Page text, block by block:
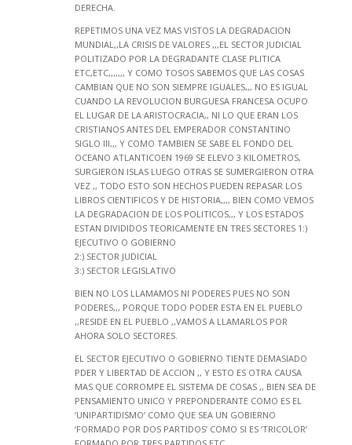
DERECHA.
REPETIMOS UNA VEZ MAS VISTOS LA DEGRADACION
MUNDIAL,,LA CRISIS DE VALORES ,,,EL SECTOR JUDICIAL
POLITIZADO POR LA DEGRADANTE CLASE PLITICA
ETC,ETC,,,,,,, Y COMO TOSOS SABEMOS QUE LAS COSAS
CAMBIAN QUE NO SON SIEMPRE IGUALES,,, NO ES IGUAL
CUANDO LA REVOLUCION BURGUESA FRANCESA OCUPO
EL LUGAR DE LA ARISTOCRACIA,, NI LO QUE ERAN LOS
CRISTIANOS ANTES DEL EMPERADOR CONSTANTINO
SIGLO III,,, Y COMO TAMBIEN SE SABE EL FONDO DEL
OCEANO ATLANTICOEN 1969 SE ELEVO 3 KILOMETROS,
SURGIERON ISLAS LUEGO OTRAS SE SUMERGIERON OTRA
VEZ ,, TODO ESTO SON HECHOS PUEDEN REPASAR LOS
LIBROS CIENTIFICOS Y DE HISTORIA,,,, BIEN COMO VEMOS
LA DEGRADACION DE LOS POLITICOS,,, Y LOS ESTADOS
ESTAN DIVIDIDOS TEORICAMENTE EN TRES SECTORES 1:)
EJECUTIVO O GOBIERNO
2:) SECTOR JUDICIAL
3:) SECTOR LEGISLATIVO
BIEN NO LOS LLAMAMOS NI PODERES PUES NO SON
PODERES,,, PORQUE TODO PODER ESTA EN EL PUEBLO
,,RESIDE EN EL PUEBLO ,,VAMOS A LLAMARLOS POR
AHORA SOLO SECTORES.
EL SECTOR EJECUTIVO O GOBIERNO TIENTE DEMASIADO
PDER Y LIBERTAD DE ACCION ,, Y ESTO ES OTRA CAUSA
MAS QUE CORROMPE EL SISTEMA DE COSAS ,, BIEN SEA DE
PENSAMIENTO UNICO Y PREPONDERANTE COMO ES EL
‘UNIPARTIDISMO’ COMO QUE SEA UN GOBIERNO
‘FORMADO POR DOS PARTIDOS’ COMO SI ES ‘TRICOLOR’